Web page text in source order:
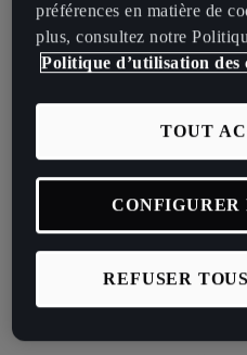
CUPRA élargit sa collaboration
préférences en matière de
plus, consultez notre
Politique d’utilisation des
REFUSER
TOUT
CONFIGURER